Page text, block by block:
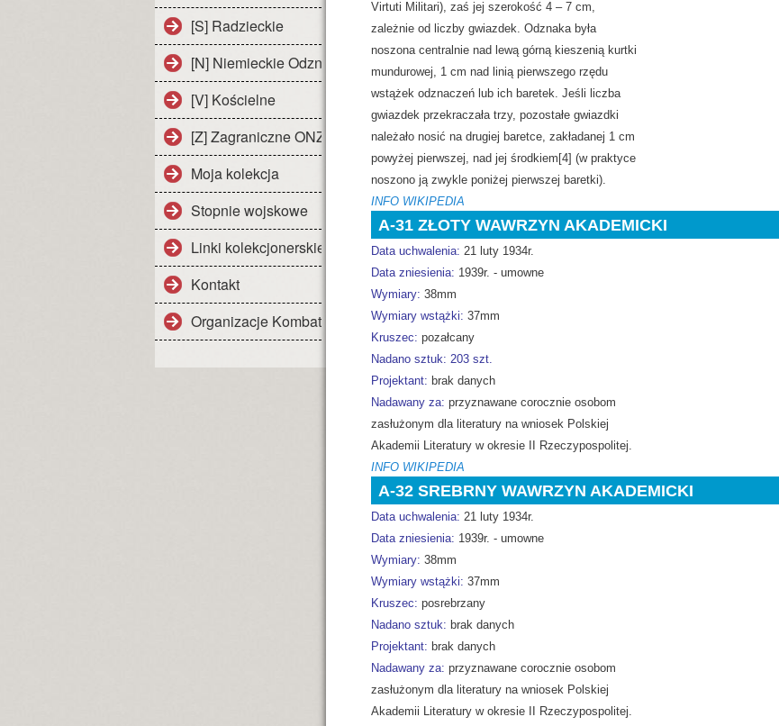
[S] Radzieckie
[N] Niemieckie Odznaczenia
[V] Kościelne
[Z] Zagraniczne ONZ i NATO
Moja kolekcja
Stopnie wojskowe
Linki kolekcjonerskie
Kontakt
Organizacje Kombatanckie III RP
Virtuti Militari), zaś jej szerokość 4 – 7 cm,
zależnie od liczby gwiazdek. Odznaka była
noszona centralnie nad lewą górną kieszenią kurtki
mundurowej, 1 cm nad linią pierwszego rzędu
wstążek odznaczeń lub ich baretek. Jeśli liczba
gwiazdek przekraczała trzy, pozostałe gwiazdki
należało nosić na drugiej baretce, zakładanej 1 cm
powyżej pierwszej, nad jej środkiem[4] (w praktyce
noszono ją zwykle poniżej pierwszej baretki).
INFO WIKIPEDIA
A-31 ZŁOTY WAWRZYN AKADEMICKI
Data uchwalenia: 21 luty 1934r.
Data zniesienia: 1939r. - umowne
Wymiary: 38mm
Wymiary wstążki: 37mm
Kruszec: pozałcany
Nadano sztuk: 203 szt.
Projektant: brak danych
Nadawany za: przyznawane corocznie osobom
zasłużonym dla literatury na wniosek Polskiej
Akademii Literatury w okresie II Rzeczypospolitej.
INFO WIKIPEDIA
A-32 SREBRNY WAWRZYN AKADEMICKI
Data uchwalenia: 21 luty 1934r.
Data zniesienia: 1939r. - umowne
Wymiary: 38mm
Wymiary wstążki: 37mm
Kruszec: posrebrzany
Nadano sztuk: brak danych
Projektant: brak danych
Nadawany za: przyznawane corocznie osobom
zasłużonym dla literatury na wniosek Polskiej
Akademii Literatury w okresie II Rzeczypospolitej.